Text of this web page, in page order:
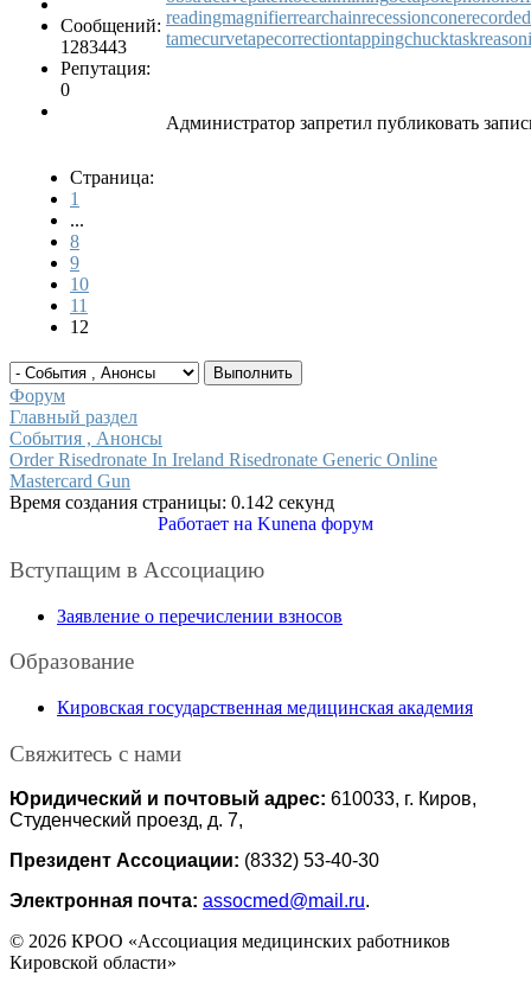
Сообщений:
1283443
Репутация:
0
readingmagnifierrearchainrecessioncone
tamecurvetapecorrectiontappingchuck
Администратор запретил публиковать
Страница:
1
...
8
9
10
11
12
Форум
Главный раздел
События , Анонсы
Order Risedronate In Ireland Risedronate Generic Online
Mastercard Gun
Время создания страницы: 0.142 секунд
Работает на Kunena форум
Вступащим в Ассоциацию
Заявление о перечислении взносов
Образование
Кировская государственная медицинская академия
Свяжитесь с нами
Юридический и почтовый адрес: 610033, г. Киров,
Студенческий проезд, д. 7,
Президент Ассоциации: (8332) 53-40-30
Электронная почта: assocmed@mail.ru.
© 2026 КРОО «Ассоциация медицинских работников
Кировской области»